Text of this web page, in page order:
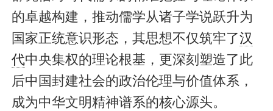
的卓越构建，推动儒学从诸子学说跃升为
国家正统意识形态，其思想不仅筑牢了汉
代中央集权的理论根基，更深刻塑造了此
后中国封建社会的政治伦理与价值体系，
成为中华文明精神谱系的核心源头。